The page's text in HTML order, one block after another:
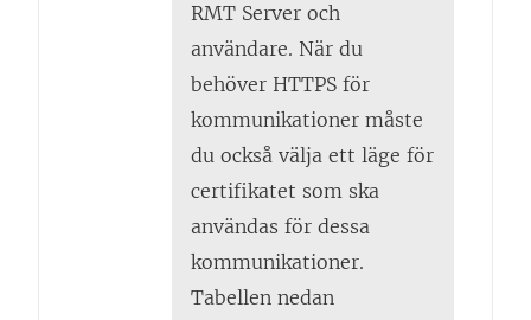
RMT Server och
användare. När du
behöver HTTPS för
kommunikationer måste
du också välja ett läge för
certifikatet som ska
användas för dessa
kommunikationer.
Tabellen nedan